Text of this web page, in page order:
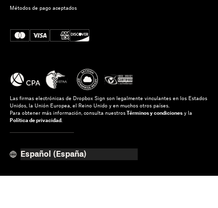
Métodos de pago aceptados
Las firmas electrónicas de Dropbox Sign son legalmente vinculantes en los Estados
Unidos, la Unión Europea, el Reino Unido y en muchos otros países.
Para obtener más información, consulta nuestros Términos y condiciones y la
Política de privacidad.